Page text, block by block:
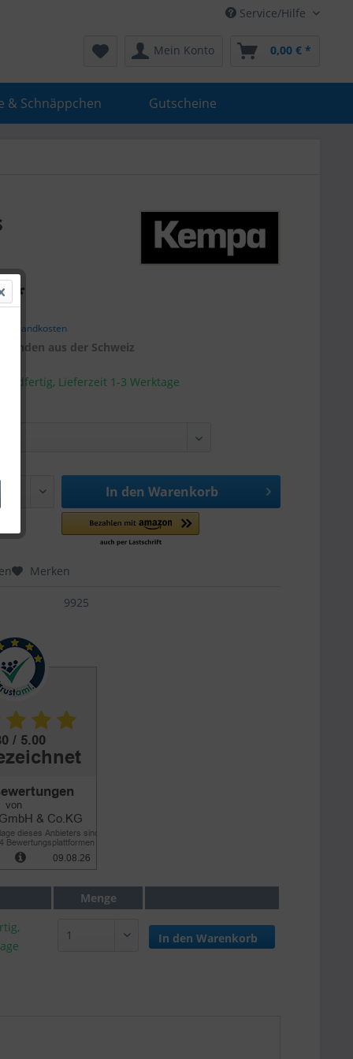
Service/Hilfe
Mein Konto 0,00 € *
& Schnäppchen Gutscheine
*
Kunden aus der Schweiz
Lieferzeit 1-3 Werktage
In den Warenkorb
Merken
9925
Menge
In den Warenkorb